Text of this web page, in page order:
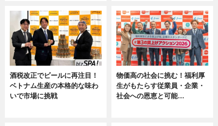
酒税改正でビールに再注目！
ベトナム生産の本格的な味わ
いで市場に挑戦
物価高の社会に挑む！福利厚
生がもたらす従業員・企業・
社会への恩恵と可能…